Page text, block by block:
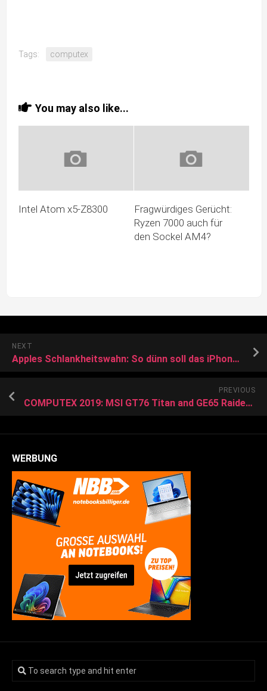
Tags: computex
You may also like...
Intel Atom x5-Z8300
Fragwürdiges Gerücht:
Ryzen 7000 auch für
den Sockel AM4?
NEXT
Apples Schlankheitswahn: So dünn soll das iPhone 17 Air werden
PREVIOUS
COMPUTEX 2019: MSI GT76 Titan and GE65 Raider @ MSI HQ – new for 2019!
WERBUNG